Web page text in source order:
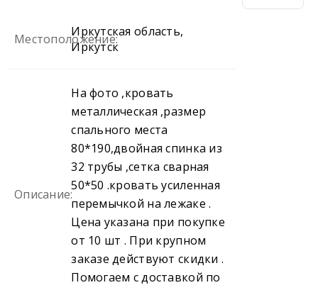
Местоположение:Иркутская область,
Иркутск
Описание:
На фото ,кровать
металлическая ,размер
спального места
80*190,двойная спинка из
32 трубы ,сетка сварная
50*50 .кровать усиленная
перемычкой на лежаке .
Цена указана при покупке
от 10 шт . При крупном
заказе действуют скидки .
Помогаем с доставкой по